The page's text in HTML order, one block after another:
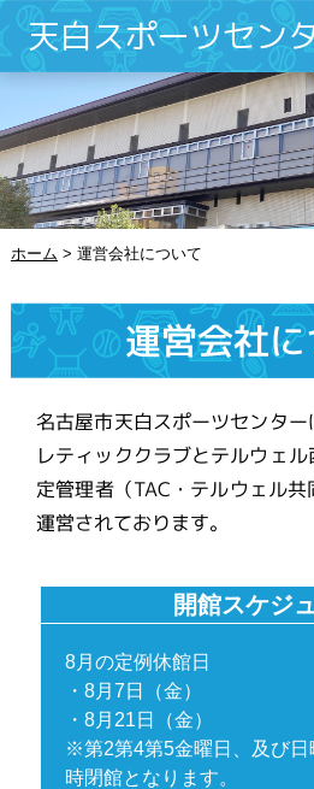
天白スポーツセン
ホーム > 運営会社について
運営会社
名古屋市天白スポーツセンタ
レティッククラブとテルウェ
定管理者（TAC・テルウェル
運営されております。
開館スケジ
8月の定例休館日
・8月7日（金）
・8月21日（金）
※第2第4第5金曜日、及び日
時閉館となります。